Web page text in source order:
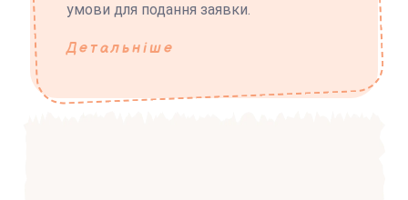
умови для подання заявки.
Детальніше